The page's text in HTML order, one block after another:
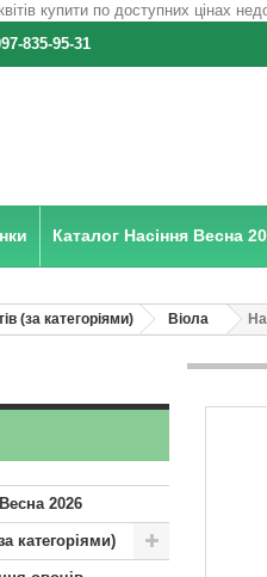
835-95-31
Каталог Насіння Весна
(за категоріями) Віола
2026
категоріями)